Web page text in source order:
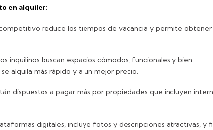
en alquiler:
reduce los tiempos de vacancia y permite obtener
inquilinos buscan espacios cómodos, funcionales y bien
alquila más rápido y a un mejor precio.
dispuestos a pagar más por propiedades que incluyen
digitales, incluye fotos y descripciones atractivas, y